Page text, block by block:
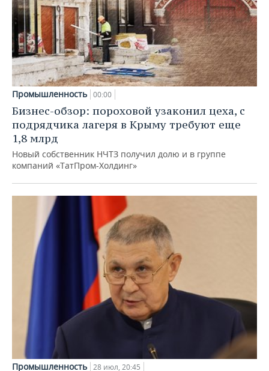
Промышленность 00:00
Бизнес-обзор: пороховой узаконил цеха, с
подрядчика лагеря в Крыму требуют еще
1,8 млрд
Новый собственник НЧТЗ получил долю и в группе
компаний «ТатПром-Холдинг»
Промышленность 28 июл, 20:45